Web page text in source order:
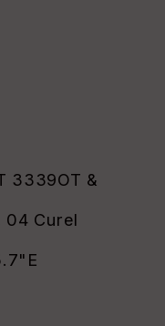
3339OT &
04 Curel